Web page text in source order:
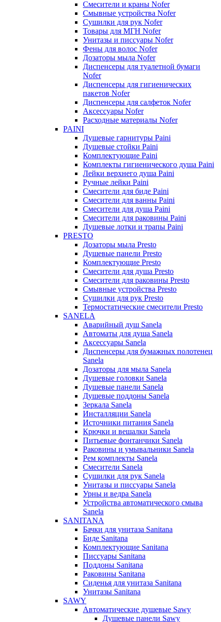
Смесители и краны Nofer
Смывные устройства Nofer
Сушилки для рук Nofer
Товары для МГН Nofer
Унитазы и писсуары Nofer
Фены для волос Nofer
Дозаторы мыла Nofer
Диспенсеры для туалетной бумаги
Nofer
Диспенсеры для гигиенических
пакетов Nofer
Диспенсеры для салфеток Nofer
Аксессуары Nofer
Расходные материалы Nofer
PAINI
Душевые гарнитуры Paini
Душевые стойки Paini
Комплектующие Paini
Комплекты гигиенического душа Paini
Лейки верхнего душа Paini
Ручные лейки Paini
Смесители для биде Paini
Смесители для ванны Paini
Смесители для душа Paini
Смесители для раковины Paini
Душевые лотки и трапы Paini
PRESTO
Дозаторы мыла Presto
Душевые панели Presto
Комплектующие Presto
Смесители для душа Presto
Смесители для раковины Presto
Смывные устройства Presto
Сушилки для рук Presto
Термостатические смесители Presto
SANELA
Аварийный душ Sanela
Автоматы для душа Sanela
Аксессуары Sanela
Диспенсеры для бумажных полотенец
Sanela
Дозаторы для мыла Sanela
Душевые головки Sanela
Душевые панели Sanela
Душевые поддоны Sanela
Зеркала Sanela
Инсталляции Sanela
Источники питания Sanela
Крючки и вешалки Sanela
Питьевые фонтанчики Sanela
Раковины и умывальники Sanela
Рем комплекты Sanela
Смесители Sanela
Сушилки для рук Sanela
Унитазы и писсуары Sanela
Урны и ведра Sanela
Устройства автоматического смыва
Sanela
SANITANA
Бачки для унитаза Sanitana
Биде Sanitana
Комплектующие Sanitana
Писсуары Sanitana
Поддоны Sanitana
Раковины Sanitana
Сиденья для унитаза Sanitana
Унитазы Sanitana
SAWY
Автоматические душевые Sawy
Душевые панели Sawy